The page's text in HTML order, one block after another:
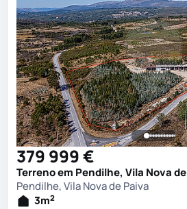
379 999 €
Terreno em Pendilhe, Vila Nova
Pendilhe, Vila Nova de Paiva
3m2